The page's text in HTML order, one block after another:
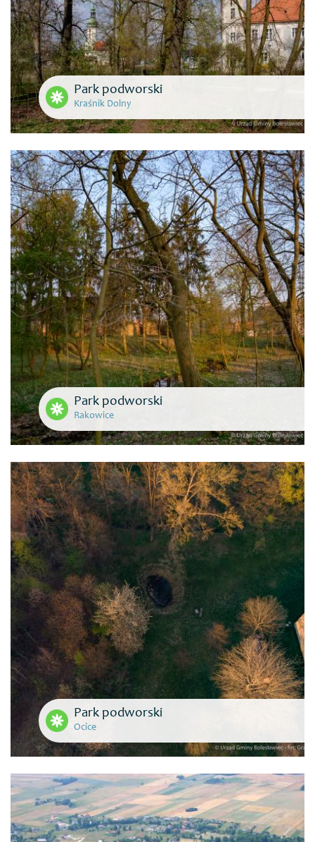
Park podworski
Kraśnik Dolny
Park podworski
Rakowice
Park podworski
Ocice